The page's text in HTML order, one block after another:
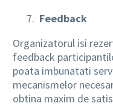
Feedback
Organizatorul isi
feedback
poata imbunatati
mecanismelor
obtina maxim de